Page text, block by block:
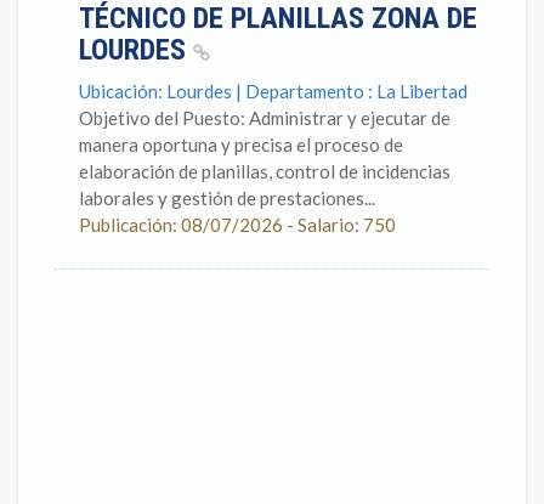
TÉCNICO DE PLANILLAS ZONA DE
LOURDES
Ubicación: Lourdes | Departamento : La Libertad
Objetivo del Puesto: Administrar y ejecutar de
manera oportuna y precisa el proceso de
elaboración de planillas, control de incidencias
laborales y gestión de prestaciones...
Publicación: 08/07/2026 - Salario: 750